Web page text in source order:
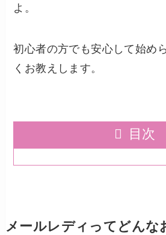
よ。
初心者の方でも安心して始め
くお教えします。
目次
メールレディってどんな